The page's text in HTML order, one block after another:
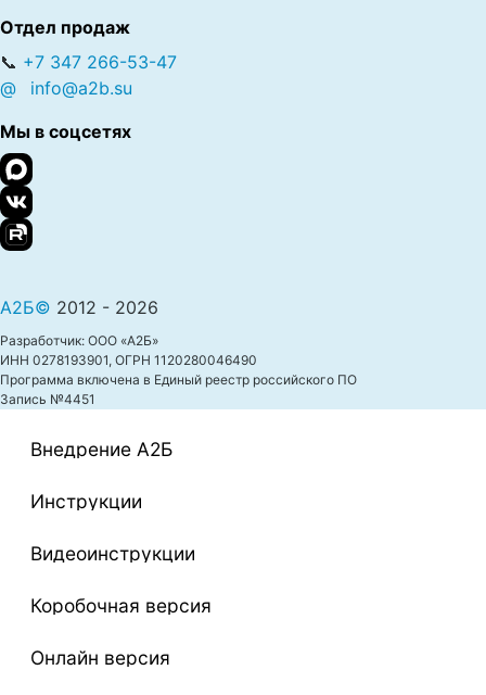
Отдел продаж
📞 +7 347 266-53-47
@
info@a2b.su
Мы в соцсетях
А2Б© 2012 - 2026
Разработчик: ООО «А2Б»
ИНН 0278193901, ОГРН 1120280046490
Программа включена в Единый реестр российского ПО
Запись №4451
Внедрение A2Б
Инструкции
Видеоинструкции
Коробочная версия
Онлайн версия